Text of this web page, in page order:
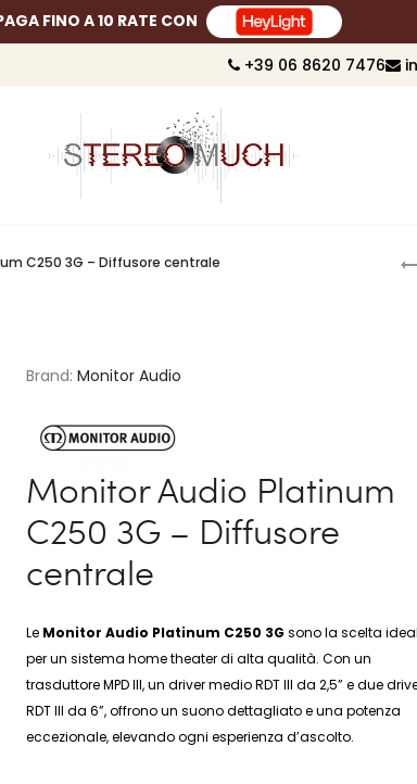
FINO A 10 RATE CON
+39 06 8620 7476
C250 3G – Diffusore centrale
Brand:Monitor Audio
Monitor Audio Platinum
C250 3G – Diffusore
centrale
Le Monitor Audio Platinum C250 3G sono la scelta
per un sistema home theater di alta qualità. Con un
trasduttore MPD III, un driver medio RDT III da 2,5” e due
RDT III da 6”, offrono un suono dettagliato e una potenza
eccezionale, elevando ogni esperienza d’ascolto.